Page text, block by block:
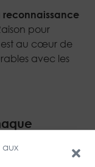
aux
reconnaissance
pour
est au cœur de
avec les
seulement une